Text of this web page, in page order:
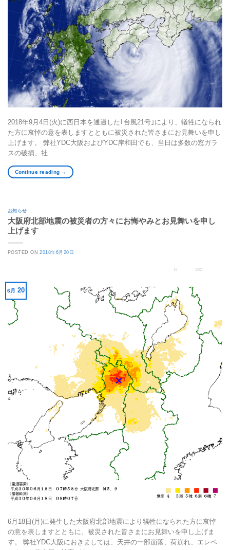
2018年9月4日(火)に西日本を通過した｢台風21号｣により、犠牲になられ
た方に哀悼の意を表しますとともに被災された皆さまにお見舞いを申し
上げます。 弊社YDC大阪およびYDC岸和田でも、当日は多数の窓ガラ
スの破損、社…
Continue reading →
お知らせ
大阪府北部地震の被災者の方々にお悔やみとお見舞いを申し
上げます
POSTED ON2018年6月20日
6月 20
6月18日(月)に発生した大阪府北部地震により犠牲になられた方に哀悼
の意を表しますとともに、被災された皆さまにお見舞いを申し上げま
す。 弊社YDC大阪におきましては、天井の一部崩落、荷崩れ、エレベ